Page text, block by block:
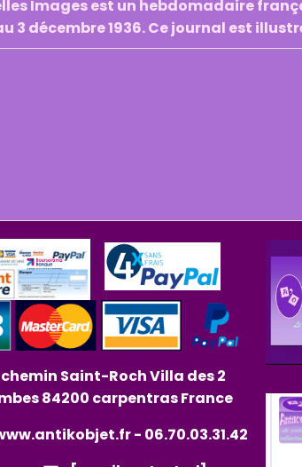
Images est un hebdomadaire
3 décembre 1936. Ce journal est
Saint-Roch Villa des 2
84200 carpentras France
- 06.70.03.31.42